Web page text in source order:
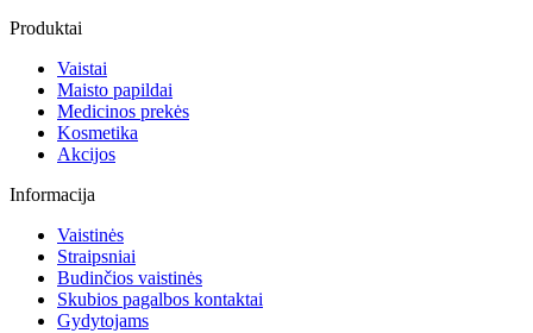
Produktai
Vaistai
Maisto papildai
Medicinos prekės
Kosmetika
Akcijos
Informacija
Vaistinės
Straipsniai
Budinčios vaistinės
Skubios pagalbos kontaktai
Gydytojams